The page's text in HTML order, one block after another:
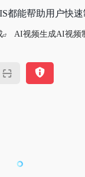
都能帮助用户快速
AI视频生成AI视频